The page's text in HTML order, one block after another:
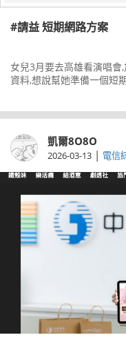
#請益 短期網路方案
女兒3月要去高雄看演唱會
資料,想說幫她準備一個短
凱爾8O8O
2026-03-13 | 電信